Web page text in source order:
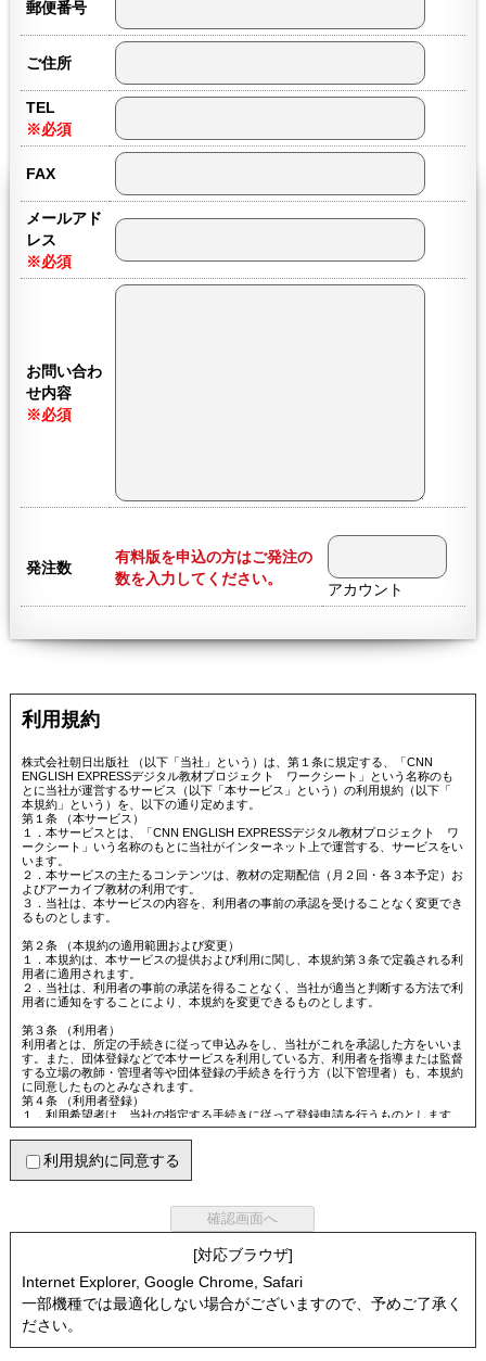
郵便番号
ご住所
TEL
※必須
FAX
メールアド
レス
※必須
お問い合わ
せ内容
※必須
発注数
有料版を申込の方はご発注の
数を入力してください。
アカウント
利用規約
株式会社朝日出版社 （以下「当社」という）は、第１条に規定する、「CNN
ENGLISH EXPRESSデジタル教材プロジェクト ワークシート」という名称のも
とに当社が運営するサービス（以下「本サービス」という）の利用規約（以下「
本規約」という）を、以下の通り定めます。
第１条 （本サービス）
１．本サービスとは、「CNN ENGLISH EXPRESSデジタル教材プロジェクト ワ
ークシート」いう名称のもとに当社がインターネット上で運営する、サービスをい
います。
２．本サービスの主たるコンテンツは、教材の定期配信（月２回・各３本予定）お
よびアーカイブ教材の利用です。
３．当社は、本サービスの内容を、利用者の事前の承認を受けることなく変更でき
るものとします。
第２条 （本規約の適用範囲および変更）
１．本規約は、本サービスの提供および利用に関し、本規約第３条で定義される利
用者に適用されます。
２．当社は、利用者の事前の承諾を得ることなく、当社が適当と判断する方法で利
用者に通知をすることにより、本規約を変更できるものとします。
第３条 （利用者）
利用者とは、所定の手続きに従って申込みをし、当社がこれを承認した方をいいま
す。また、団体登録などで本サービスを利用している方、利用者を指導または監督
する立場の教師・管理者等や団体登録の手続きを行う方（以下管理者）も、本規約
に同意したものとみなされます。
第４条 （利用者登録）
１．利用希望者は、当社の指定する手続きに従って登録申請を行うものとします。
２．利用希望者が本サービスの利用を開始するには、登録申請が必要となります
が、事前に利用料を支払わなければなりません。当社が認める場合に限り、料金を
後納することができます。
３．利用希望者は、当社から登録および利用の承認を受けることによって、利用資
することが不適当であると当社が判断した場合には、当社は登録申請・利用を承認
しないことができます。当社が登録申請・利用を承認しなかった場合にも、代金は
第５条 （利用者登録内容の変更）
２．前項の届出がなかったことによって利用者がなんらかの不利益を被った場合で
も、当社はその責任を一切負わないものとします。
第６条 （本サービス利用方法）
利用規約に同意する
[対応ブラウザ]
Internet Explorer, Google Chrome, Safari
一部機種では最適化しない場合がございますので、予めご了承く
ださい。